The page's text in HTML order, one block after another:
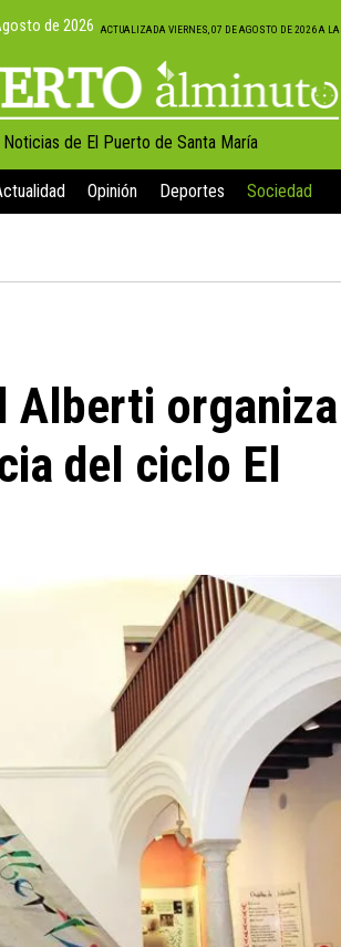
de 2026 ACTUALIZADA VIERNES, 07 DE AGOSTO DE 2026 A
de El Puerto de Santa María
Opinión Deportes Sociedad
Alberti organiza
del ciclo El